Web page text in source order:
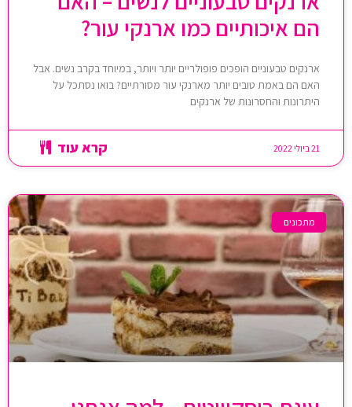
הם איכותיים כמו ארנקי עור?
ארנקים טבעוניים הופכים פופולריים יותר ויותר, במיוחד בקרב נשים. אבל
האם הם באמת טובים יותר מארנקי עור מסורתיים? בואו נסתכל על
היתרונות והחסרונות של ארנקים
קרא עוד 21 ביולי 2022
מתכונים